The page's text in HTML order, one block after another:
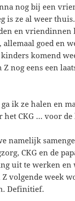
nog bij een
is ze al weer
en vriendinnen
allemaal goed en
kinders komend
nog eens een
ik ze halen en
het CKG … voor de
namelijk
CKG en de
uit te werken en
volgende week
Definitief.